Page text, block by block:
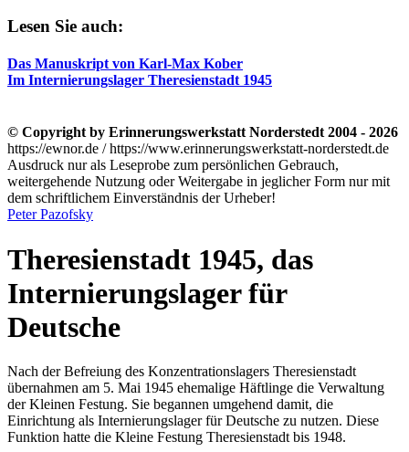
Lesen Sie auch:
Das Manuskript von Karl-Max Kober
Im Internierungslager Theresienstadt 1945
© Copyright by Erinnerungswerkstatt Norderstedt 2004 - 2026
https://ewnor.de / https://www.erinnerungswerkstatt-norderstedt.de
Ausdruck nur als Leseprobe zum persönlichen Gebrauch,
weitergehende Nutzung oder Weitergabe in jeglicher Form nur mit
dem schriftlichem Einverständnis der Urheber!
Peter Pazofsky
Theresienstadt 1945, das
Internierungslager für
Deutsche
Nach der Befreiung des Konzentrationslagers Theresienstadt
übernahmen am 5. Mai 1945 ehemalige Häftlinge die Verwaltung
der Kleinen Festung. Sie begannen umgehend damit, die
Einrichtung als Internierungslager für Deutsche zu nutzen. Diese
Funktion hatte die Kleine Festung Theresienstadt bis 1948.